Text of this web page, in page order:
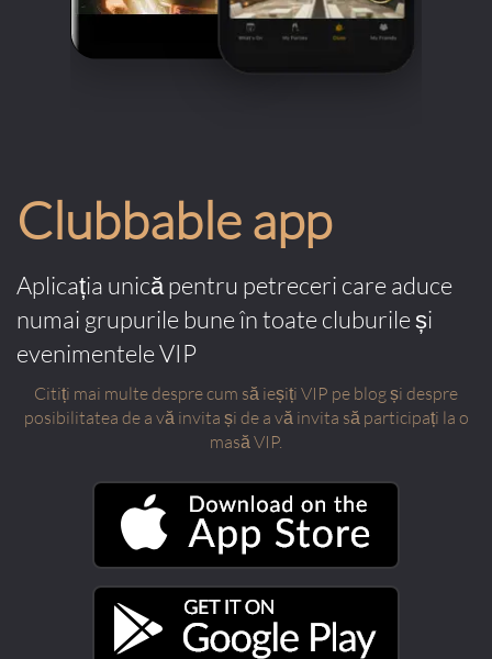
Clubbable app
Aplicația unică pentru petreceri care aduce
numai grupurile bune în toate cluburile și
evenimentele VIP
Citiți mai multe despre cum să ieșiți VIP pe blog și despre
posibilitatea de a vă invita și de a vă invita să participați la o
masă VIP.